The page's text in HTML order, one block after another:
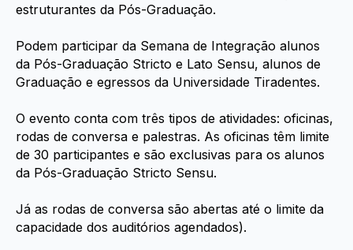
estruturantes da Pós-Graduação.
Podem participar da Semana de Integração alunos
da Pós-Graduação Stricto e Lato Sensu, alunos de
Graduação e egressos da Universidade Tiradentes.
O evento conta com três tipos de atividades: oficinas,
rodas de conversa e palestras. As oficinas têm limite
de 30 participantes e são exclusivas para os alunos
da Pós-Graduação Stricto Sensu.
Já as rodas de conversa são abertas até o limite da
capacidade dos auditórios agendados).